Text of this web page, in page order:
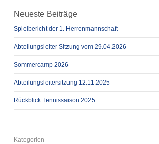
Neueste Beiträge
Spielbericht der 1. Herrenmannschaft
Abteilungsleiter Sitzung vom 29.04.2026
Sommercamp 2026
Abteilungsleitersitzung 12.11.2025
Rückblick Tennissaison 2025
Kategorien